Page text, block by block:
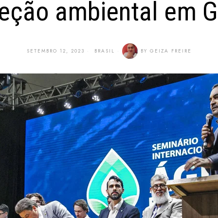
ambiental em
SETEMBRO 12, 2023 BRASIL BY GEIZA FREIRE